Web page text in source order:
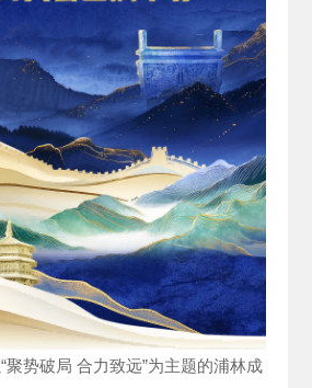
聚势破局 合力致远”为主题的浦林成